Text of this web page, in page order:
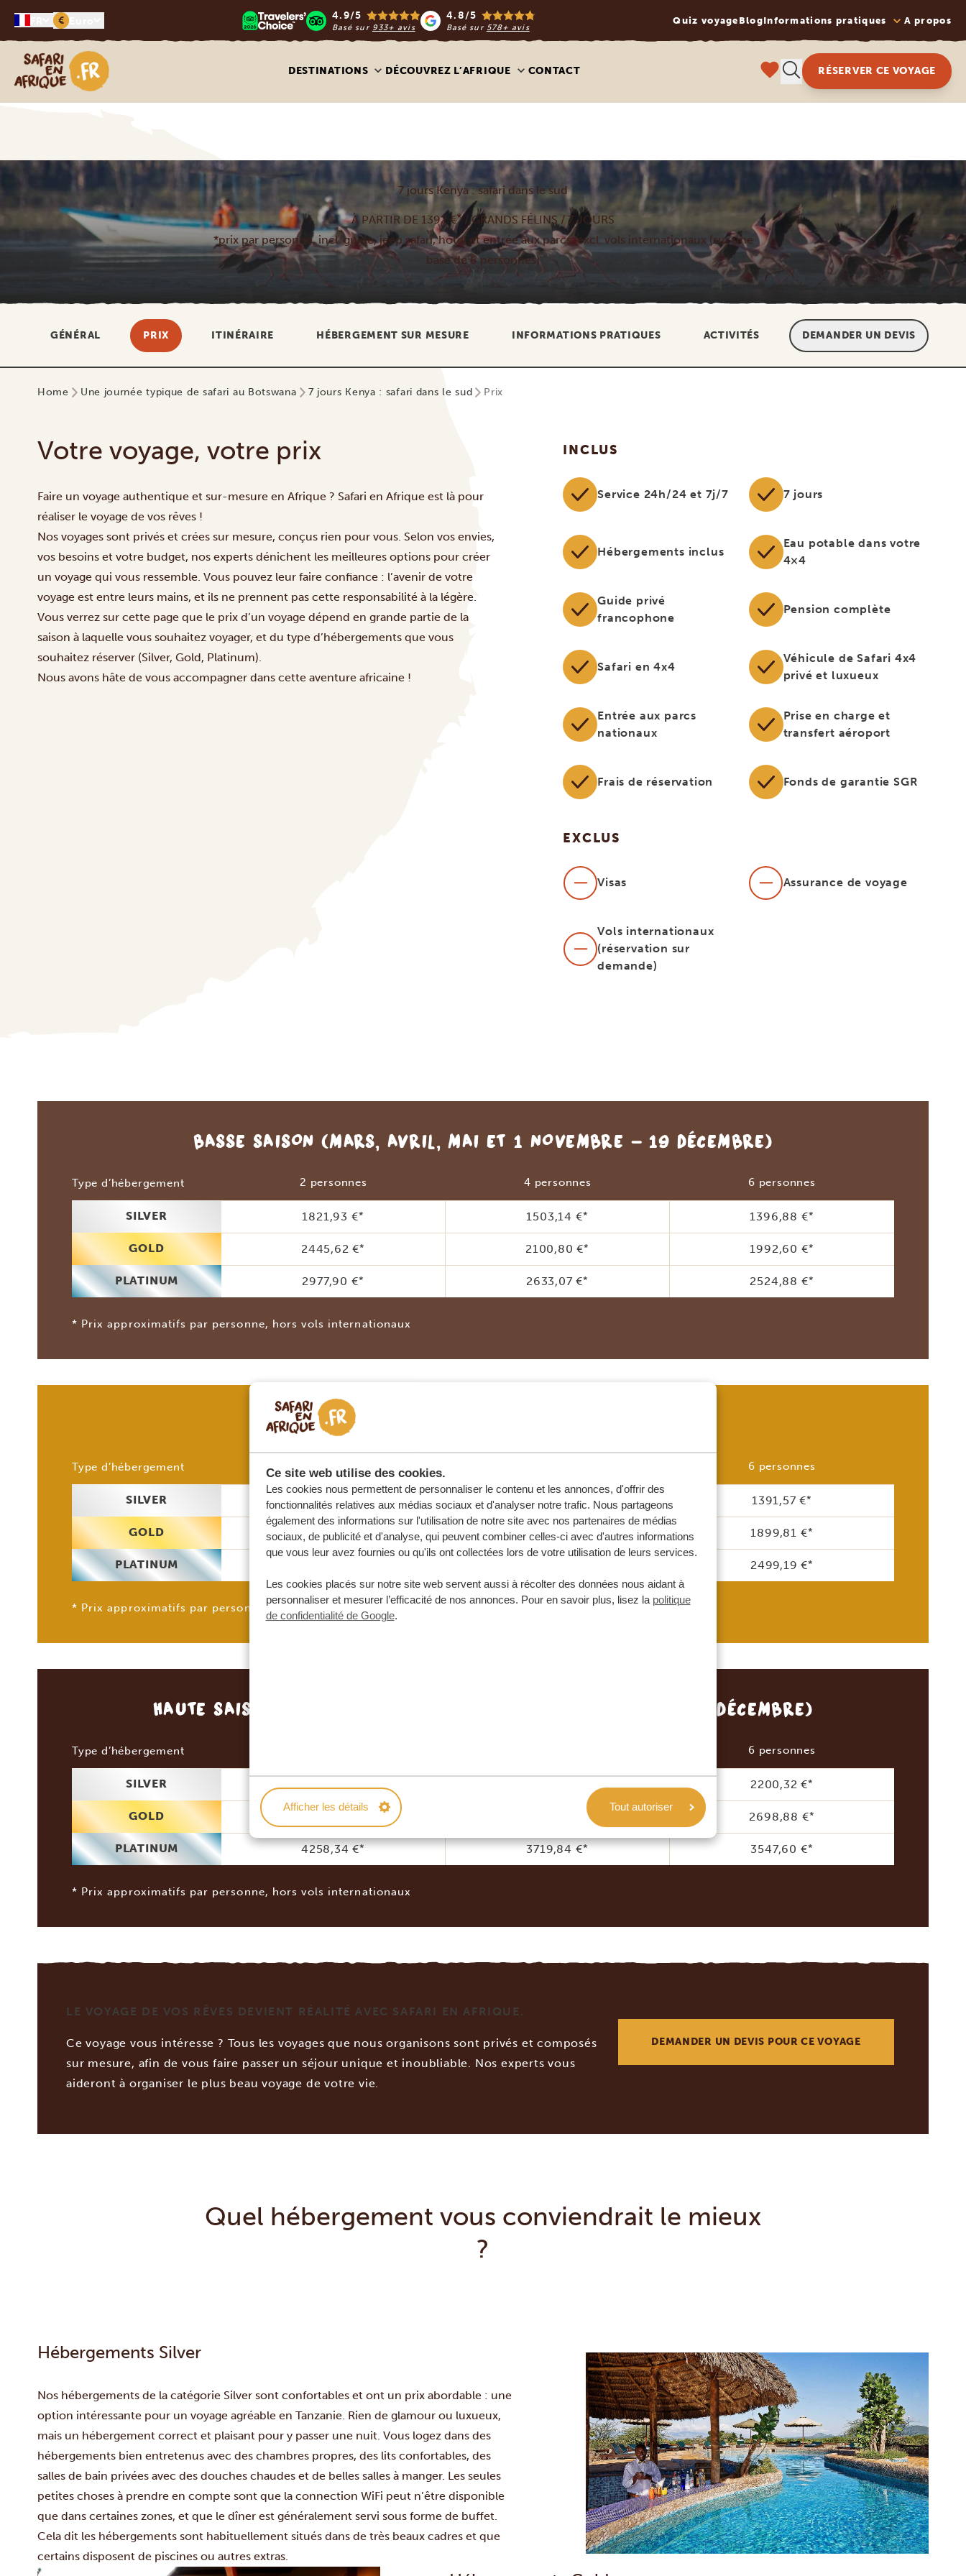
Ce site web utilise des cookies.
Les cookies nous permettent de personnaliser le contenu et les annonces, d'offrir des
fonctionnalités relatives aux médias sociaux et d'analyser notre trafic. Nous partageons
également des informations sur l'utilisation de notre site avec nos partenaires de médias
sociaux, de publicité et d'analyse, qui peuvent combiner celles-ci avec d'autres informations
que vous leur avez fournies ou qu'ils ont collectées lors de votre utilisation de leurs services.
Les cookies placés sur notre site web servent aussi à récolter des données nous aidant à
personnaliser et mesurer l’efficacité de nos annonces. Pour en savoir plus, lisez la politique
de confidentialité de Google.
Afficher les détails Tout autoriser
€ 4.9/5
Basé sur 933+ avis
4.8/5
Basé sur 578+ avis
Quiz voyage BlogInformations pratiques A propos
Safari en Afrique
DESTINATIONS DÉCOUVREZ L’AFRIQUE CONTACT RÉSERVER CE VOYAGE
7 jours Kenya : safari dans le sud
À PARTIR DE 1392 €*/ GRANDS FÉLINS / 7 JOURS
*prix par personne, incl. guide, jeep safari, hôtel et entrée aux parcs, excl. vols internationaux (sur une
base de 6 personnes)
GÉNÉRAL PRIX ITINÉRAIRE HÉBERGEMENT SUR MESURE INFORMATIONS PRATIQUES ACTIVITÉS DEMANDER UN DEVIS
Home Une journée typique de safari au Botswana 7 jours Kenya : safari dans le sud Prix
Votre voyage, votre prix
Faire un voyage authentique et sur-mesure en Afrique ? Safari en Afrique est là pour
réaliser le voyage de vos rêves !
Nos voyages sont privés et crées sur mesure, conçus rien pour vous. Selon vos envies,
vos besoins et votre budget, nos experts dénichent les meilleures options pour créer
un voyage qui vous ressemble. Vous pouvez leur faire confiance : l’avenir de votre
voyage est entre leurs mains, et ils ne prennent pas cette responsabilité à la légère.
Vous verrez sur cette page que le prix d’un voyage dépend en grande partie de la
saison à laquelle vous souhaitez voyager, et du type d’hébergements que vous
souhaitez réserver (Silver, Gold, Platinum).
Nous avons hâte de vous accompagner dans cette aventure africaine !
INCLUS
Service 24h/24 et 7j/7 7 jours
Hébergements inclus
Eau potable dans votre
4×4
Guide privé
francophone
Pension complète
Safari en 4x4
Véhicule de Safari 4x4
privé et luxueux
Entrée aux parcs
nationaux
Prise en charge et
transfert aéroport
Frais de réservation Fonds de garantie SGR
EXCLUS
Visas Assurance de voyage
Vols internationaux
(réservation sur
demande)
BASSE SAISON (MARS, AVRIL, MAI ET 1 NOVEMBRE - 19 DÉCEMBRE)
Type d’hébergement 2 personnes 4 personnes 6 personnes
SILVER 1821,93 €* 1503,14 €* 1396,88 €*
GOLD 2445,62 €* 2100,80 €* 1992,60 €*
PLATINUM 2977,90 €* 2633,07 €* 2524,88 €*
* Prix approximatifs par personne, hors vols internationaux
MOYENNE SAISON
Type d’hébergement 2 personnes 6 personnes
SILVER 1965,01 € 1534,93 € 1391,57 €*
GOLD 2502,18 €* 2045,17 €* 1899,81 €*
PLATINUM 2499,19 €*
* Prix approximatifs par personne, hors vols internationaux
HAUTE SAISON (JANVIER, JUILLET, AOÛT, SEPTEMBRE ET 20 - 31 DÉCEMBRE)
Type d’hébergement 6 personnes
SILVER 2880,96 € 2200,32 €*
GOLD * 2698,88 €*
PLATINUM 4258,34 €* 3719,84 €* 3547,60 €*
* Prix approximatifs par personne, hors vols internationaux
LE VOYAGE DE VOS RÊVES DEVIENT RÉALITÉ AVEC SAFARI EN AFRIQUE.
Ce voyage vous intéresse ? Tous les voyages que nous organisons sont privés et composés
sur mesure, afin de vous faire passer un séjour unique et inoubliable. Nos experts vous
aideront à organiser le plus beau voyage de votre vie.
DEMANDER UN DEVIS POUR CE VOYAGE
Quel hébergement vous conviendrait le mieux
?
Hébergements Silver
Nos hébergements de la catégorie Silver sont confortables et ont un prix abordable : une
option intéressante pour un voyage agréable en Tanzanie. Rien de glamour ou luxueux,
mais un hébergement correct et plaisant pour y passer une nuit. Vous logez dans des
hébergements bien entretenus avec des chambres propres, des lits confortables, des
salles de bain privées avec des douches chaudes et de belles salles à manger. Les seules
petites choses à prendre en compte sont que la connection WiFi peut n’être disponible
que dans certaines zones, et que le dîner est généralement servi sous forme de buffet.
Cela dit les hébergements sont habituellement situés dans de très beaux cadres et que
certains disposent de piscines ou autres extras.